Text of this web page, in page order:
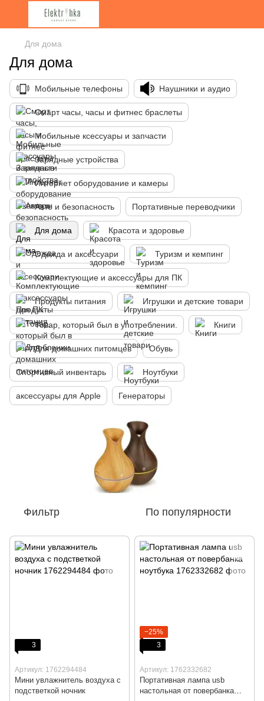
Для дома
Для дома
Мобильные телефоны Наушники и аудио
Смарт часы, часы и фитнес браслеты
Мобильные ксессуары и запчасти
Зарядные устройства
Интернет оборудование и камеры
Авто и безопасность Портативные переводчики
Для дома Красота и здоровье
Одежда и аксессуари Туризм и кемпинг
Комплектующие и аксессуары для ПК
Продукты питания Игрушки и детские товари
Товар, который был в употреблении. Книги
Для домашних питомцев Обувь
Спортивный инвентарь Ноутбуки
аксессуары для Apple Генераторы
Фильтр По популярности
3
Артикул: 1762294484
Мини увлажнитель воздуха c
подстветкой ночник
−25%
3
Артикул: 1762332682
Портативная лампа usb
настольная от повербанка